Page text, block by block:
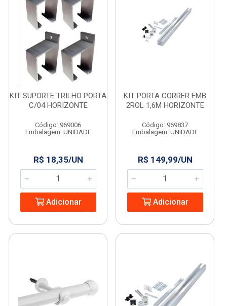
KIT SUPORTE TRILHO PORTA
C/04 HORIZONTE
Código: 969006
Embalagem: UNIDADE
R$ 18,35/UN
Adicionar
KIT PORTA CORRER EMB
2ROL 1,6M HORIZONTE
Código: 969837
Embalagem: UNIDADE
R$ 149,99/UN
Adicionar